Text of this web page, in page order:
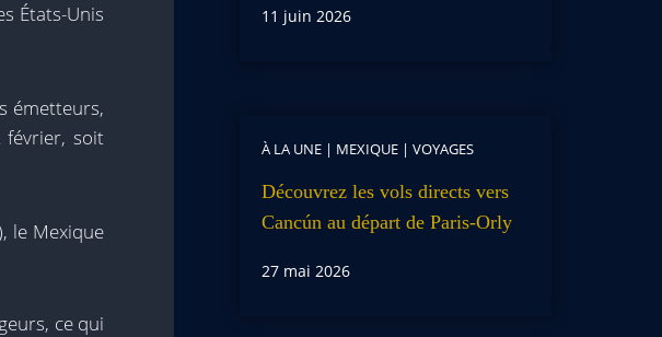
États-Unis
émetteurs,
février, soit
le Mexique
ce qui
11 juin 2026
À LA UNE| MEXIQUE| VOYAGES
Découvrez les vols directs vers
Cancún au départ de Paris-Orly
27 mai 2026